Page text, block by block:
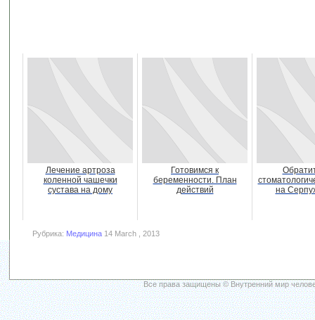
Лечение артроза
коленной чашечки
сустава на дому
Готовимся к
беременности. План
действий
на
Рубрика: Медицина 14 March , 2013
Все права защищены © Внутренний мир